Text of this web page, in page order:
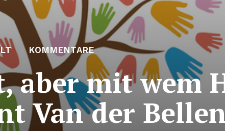
KOMMENTARE
aber mit wem
Van der